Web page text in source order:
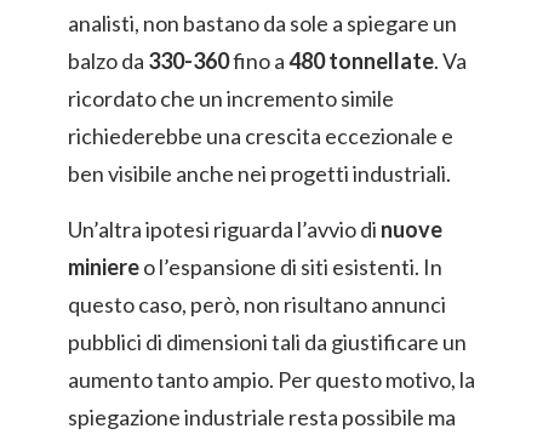
analisti, non bastano da sole a spiegare un
balzo da 330-360fino a480 tonnellate. Va
ricordato che un incremento simile
richiederebbe una crescita eccezionale e
ben visibile anche nei progetti industriali.
Un’altra ipotesi riguarda l’avvio di nuove
miniereo l’espansione di siti esistenti. In
questo caso, però, non risultano annunci
pubblici di dimensioni tali da giustificare un
aumento tanto ampio. Per questo motivo, la
spiegazione industriale resta possibile ma